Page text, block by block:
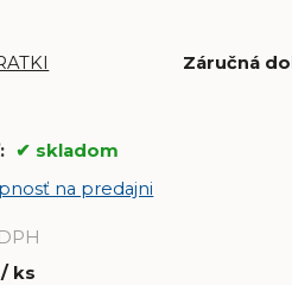
Záručná
skladom
na predajni
ks